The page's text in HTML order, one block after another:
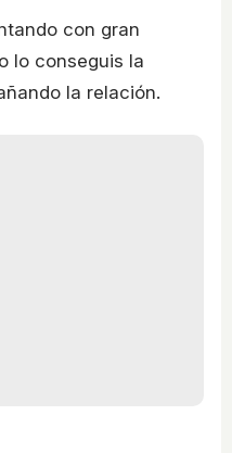
con gran
lo conseguis la
la relación.